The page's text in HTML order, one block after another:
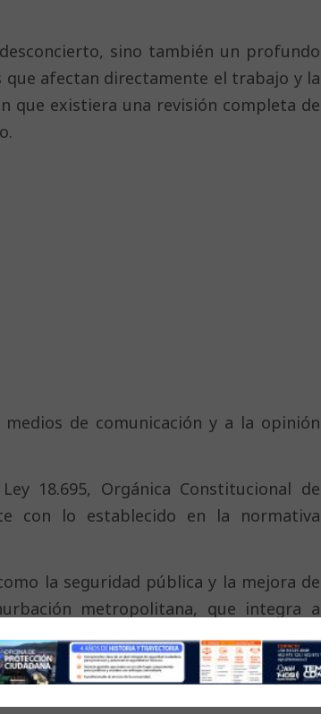
sino también un profundo
afectan directamente el trabajo y la
que existiera una revisión completa de
de comunicación y a la opinión
18.695, Orgánica Constitucional de
con lo establecido en la normativa
la seguridad pública y la mejora de
metropolitana, que integra a
individuales, ya que responden a
y coordinadas, sin incurrir en